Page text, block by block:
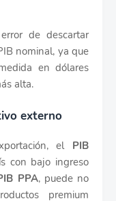
de descartar
nominal, ya que
en dólares
alta.
externo
el PIB
con bajo ingreso
PPA, puede no
premium